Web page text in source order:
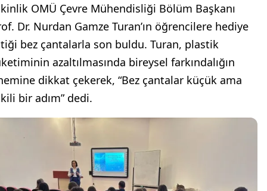
OMÜ Çevre Mühendisliği Bölüm Başkanı
Dr. Nurdan Gamze Turan’ın öğrencilere hediye
bez çantalarla son buldu. Turan, plastik
azaltılmasında bireysel farkındalığın
dikkat çekerek, “Bez çantalar küçük ama
bir adım” dedi.